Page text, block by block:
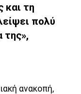
και τη
πολύ
της»,
ανακοπή,